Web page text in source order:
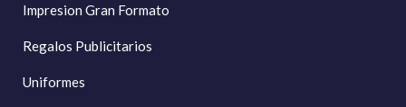
Impresion Gran Formato
Regalos Publicitarios
Uniformes